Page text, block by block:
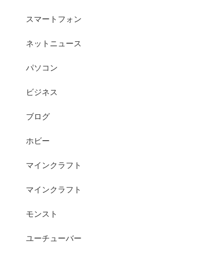
スマートフォン
ネットニュース
パソコン
ビジネス
ブログ
ホビー
マインクラフト
マインクラフト
モンスト
ユーチューバー